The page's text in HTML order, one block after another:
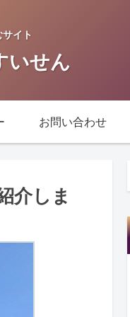
イト
いせん
お問い合わせ
介しま